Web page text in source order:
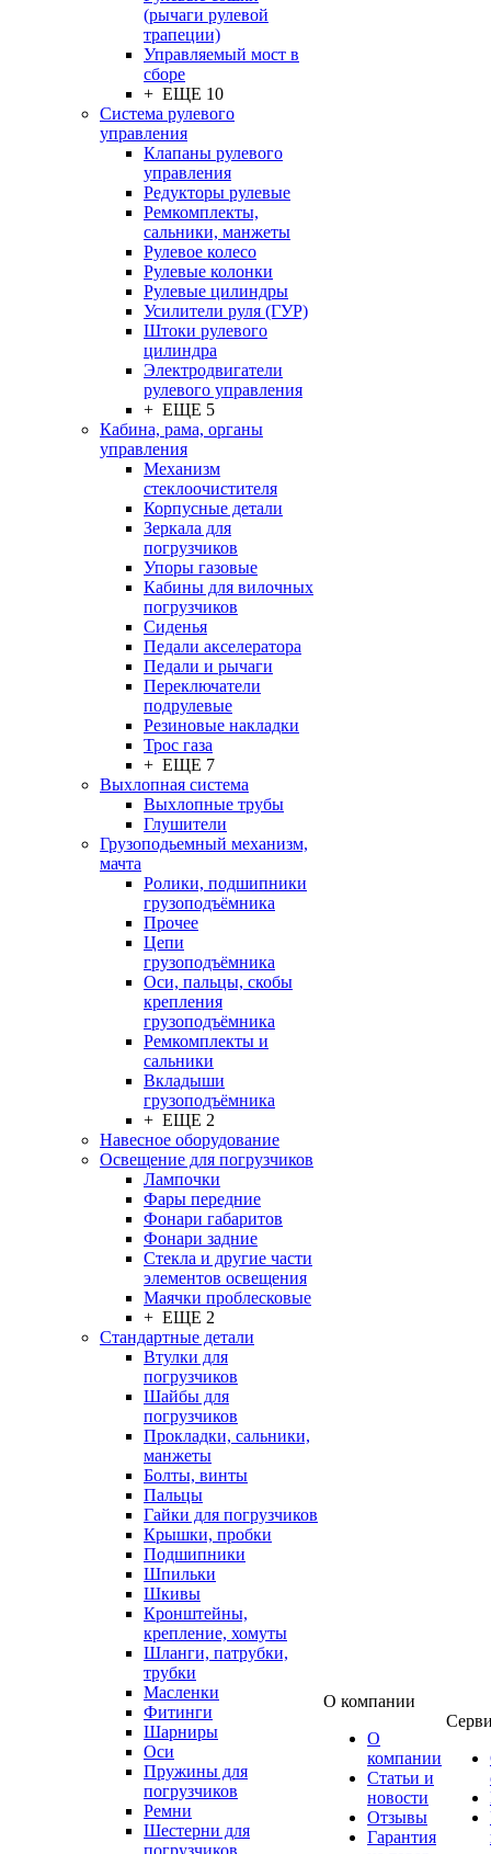
(рычаги рулевой
трапеции)
Управляемый мост в
сборе
+ ЕЩЕ 10
Система рулевого
управления
Клапаны рулевого
управления
Редукторы рулевые
Ремкомплекты,
сальники, манжеты
Рулевое колесо
Рулевые колонки
Рулевые цилиндры
Усилители руля (ГУР)
Штоки рулевого
цилиндра
Электродвигатели
рулевого управления
+ ЕЩЕ 5
Кабина, рама, органы
управления
Механизм
стеклоочистителя
Корпусные детали
Зеркала для
погрузчиков
Упоры газовые
Кабины для вилочных
погрузчиков
Сиденья
Педали акселератора
Педали и рычаги
Переключатели
подрулевые
Резиновые накладки
Трос газа
+ ЕЩЕ 7
Выхлопная система
Выхлопные трубы
Глушители
Грузоподьемный механизм,
мачта
Ролики, подшипники
грузоподъёмника
Прочее
Цепи
грузоподъёмника
Оси, пальцы, скобы
крепления
грузоподъёмника
Ремкомплекты и
сальники
Вкладыши
грузоподъёмника
+ ЕЩЕ 2
Навесное оборудование
Освещение для погрузчиков
Лампочки
Фары передние
Фонари габаритов
Фонари задние
Стекла и другие части
элементов освещения
Маячки проблесковые
+ ЕЩЕ 2
Стандартные детали
Втулки для
погрузчиков
Шайбы для
погрузчиков
Прокладки, сальники,
манжеты
Болты, винты
Пальцы
Гайки для погрузчиков
Крышки, пробки
Подшипники
Шпильки
Шкивы
Кронштейны,
крепление, хомуты
Шланги, патрубки,
трубки
Масленки
Фитинги
Шарниры
Оси
Пружины для
погрузчиков
Ремни
Шестерни для
погрузчиков
О компании
О
компании
Статьи и
новости
Отзывы
Гарантия